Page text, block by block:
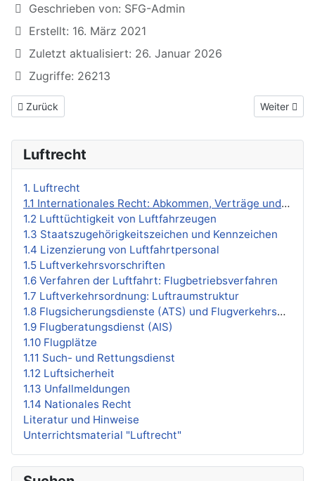
Geschrieben von: SFG-Admin
Erstellt: 16. März 2021
Zuletzt aktualisiert: 26. Januar 2026
Zugriffe: 26213
Vorheriger Beitrag: 1. Luftrecht
Zurück Nächster
Weiter
Luftrecht
1. Luftrecht
1.1 Internationales Recht: Abkommen, Verträge und Organisationen
1.2 Lufttüchtigkeit von Luftfahrzeugen
1.3 Staatszugehörigkeitszeichen und Kennzeichen
1.4 Lizenzierung von Luftfahrtpersonal
1.5 Luftverkehrsvorschriften
1.6 Verfahren der Luftfahrt: Flugbetriebsverfahren
1.7 Luftverkehrsordnung: Luftraumstruktur
1.8 Flugsicherungsdienste (ATS) und Flugverkehrsmanagement (ATM)
1.9 Flugberatungsdienst (AIS)
1.10 Flugplätze
1.11 Such- und Rettungsdienst
1.12 Luftsicherheit
1.13 Unfallmeldungen
1.14 Nationales Recht
Literatur und Hinweise
Unterrichtsmaterial "Luftrecht"